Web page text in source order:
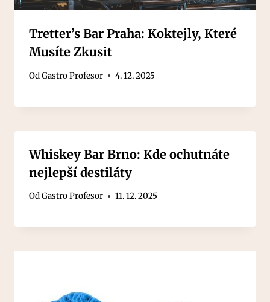
Tretter’s Bar Praha: Koktejly, Které
Musíte Zkusit
OdGastro Profesor 4. 12. 2025
Whiskey Bar Brno: Kde ochutnáte
nejlepší destiláty
OdGastro Profesor 11. 12. 2025